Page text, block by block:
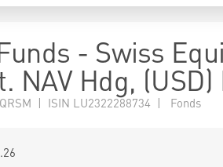
- Swiss
NAV Hdg, (USD)
| ISIN LU2322288734 | Fonds